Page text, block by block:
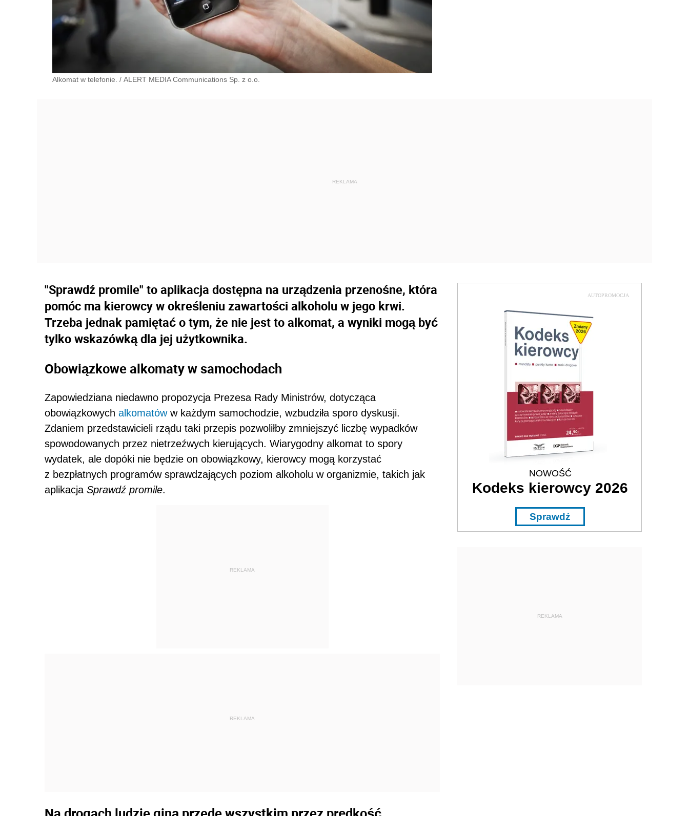
Alkomat w telefonie. / ALERT MEDIA Communications Sp. z o.o.
"Sprawdź promile" to aplikacja dostępna na urządzenia przenośne, która
pomóc ma kierowcy w określeniu zawartości alkoholu w jego krwi.
Trzeba jednak pamiętać o tym, że nie jest to alkomat, a wyniki mogą być
tylko wskazówką dla jej użytkownika.
Obowiązkowe alkomaty w samochodach
Zapowiedziana niedawno propozycja Prezesa Rady Ministrów, dotycząca
obowiązkowych alkomatóww każdym samochodzie, wzbudziła sporo dyskusji.
Zdaniem przedstawicieli rządu taki przepis pozwoliłby zmniejszyć liczbę wypadków
spowodowanych przez nietrzeźwych kierujących. Wiarygodny alkomat to spory
wydatek, ale dopóki nie będzie on obowiązkowy, kierowcy mogą korzystać
z bezpłatnych programów sprawdzających poziom alkoholu w organizmie, takich jak
aplikacja Sprawdź promile.
REKLAMA
REKLAMA
AUTOPROMOCJA
NOWOŚĆ
Kodeks kierowcy 2026
Sprawdź
REKLAMA